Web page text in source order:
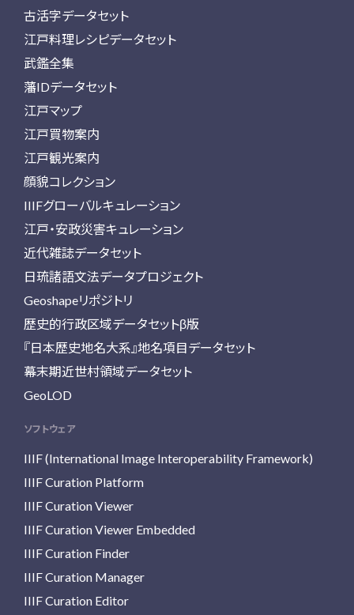
古活字データセット
江戸料理レシピデータセット
武鑑全集
藩IDデータセット
江戸マップ
江戸買物案内
江戸観光案内
顔貌コレクション
IIIFグローバルキュレーション
江戸・安政災害キュレーション
近代雑誌データセット
日琉諸語文法データプロジェクト
Geoshapeリポジトリ
歴史的行政区域データセットβ版
『日本歴史地名大系』地名項目データセット
幕末期近世村領域データセット
GeoLOD
ソフトウェア
IIIF (International Image Interoperability Framework)
IIIF Curation Platform
IIIF Curation Viewer
IIIF Curation Viewer Embedded
IIIF Curation Finder
IIIF Curation Manager
IIIF Curation Editor